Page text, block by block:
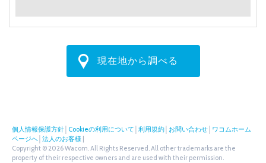
現在地から調べる
個人情報保護方針 Cookieの利用について 利用規約 お問い合わせ ワコムホーム
ページへ 法人のお客様
Copyright © 2026 Wacom. All Rights Reserved. All other trademarks are the
property of their respective owners and are used with their permission.